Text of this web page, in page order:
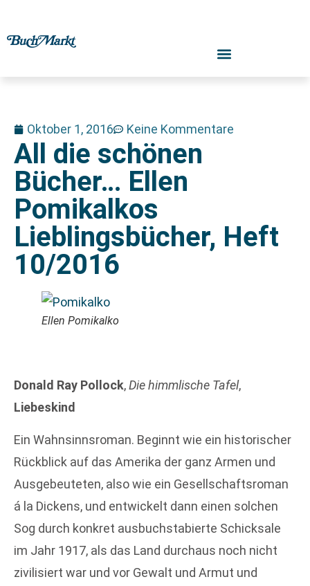
Oktober 1, 2016 Keine Kommentare
All die schönen
Bücher… Ellen
Pomikalkos
Lieblingsbücher, Heft
10/2016
Ellen Pomikalko
Donald Ray Pollock,Die himmlische Tafel,
Liebeskind
Ein Wahnsinnsroman. Beginnt wie ein historischer
Rückblick auf das Amerika der ganz Armen und
Ausgebeuteten, also wie ein Gesellschaftsroman
á la Dickens, und entwickelt dann einen solchen
Sog durch konkret ausbuchstabierte Schicksale
im Jahr 1917, als das Land durchaus noch nicht
zivilisiert war und vor Gewalt und Armut und